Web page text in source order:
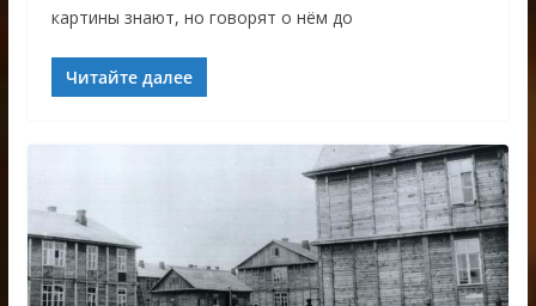
картины знают, но говорят о нём до
Читайте далее